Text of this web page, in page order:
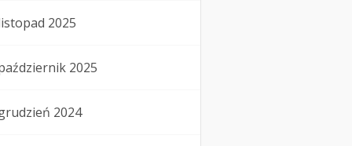
2025
2025
2024